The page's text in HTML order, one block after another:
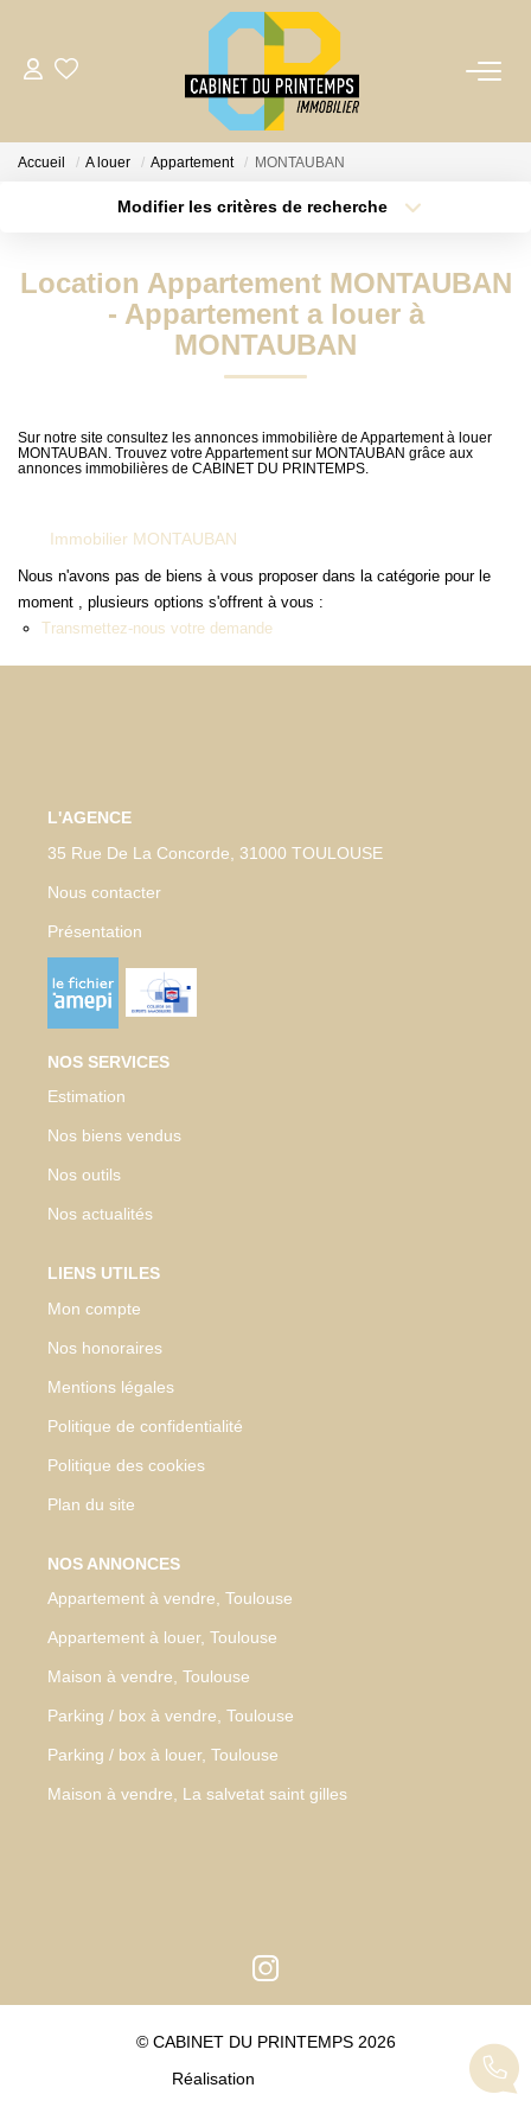
VENTE
Déposer Ma Candidature Pour Une Location
GESTION LOCATIVE
NOTRE AGENCE
Qui Sommes-Nous
Notre Équipe
EN
Accueil A louer Appartement MONTAUBAN
Modifier les critères de recherche
Type de bien
Budget max Plus de critères
Location Appartement MONTAUBAN
- Appartement a louer à
MONTAUBAN
Sur notre site consultez les annonces immobilière de Appartement à louer
MONTAUBAN. Trouvez votre Appartement sur MONTAUBAN grâce aux
annonces immobilières de CABINET DU PRINTEMPS.
Immobilier MONTAUBAN
Nous n'avons pas de biens à vous proposer dans la catégorie pour le
moment , plusieurs options s'offrent à vous :
Transmettez-nous votre demande
L'AGENCE
35 Rue De La Concorde, 31000 TOULOUSE
Nous contacter
Présentation
NOS SERVICES
Estimation
Nos biens vendus
Nos outils
Nos actualités
LIENS UTILES
Mon compte
Nos honoraires
Mentions légales
Politique de confidentialité
Politique des cookies
Plan du site
NOS ANNONCES
Appartement à vendre, Toulouse
Appartement à louer, Toulouse
Maison à vendre, Toulouse
Parking / box à vendre, Toulouse
Parking / box à louer, Toulouse
Maison à vendre, La salvetat saint gilles
© CABINET DU PRINTEMPS 2026
Réalisation